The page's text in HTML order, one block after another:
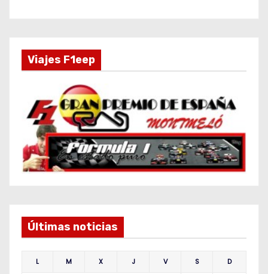
Viajes F1eep
Últimas noticias
L M X J V S D